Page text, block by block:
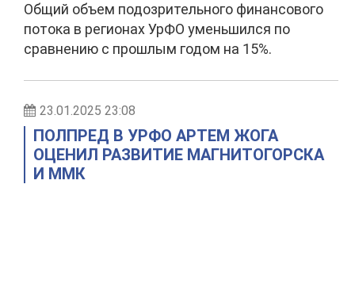
Общий объем подозрительного финансового
потока в регионах УрФО уменьшился по
сравнению с прошлым годом на 15%.
23.01.2025 23:08
ПОЛПРЕД В УРФО АРТЕМ ЖОГА
ОЦЕНИЛ РАЗВИТИЕ МАГНИТОГОРСКА
И ММК